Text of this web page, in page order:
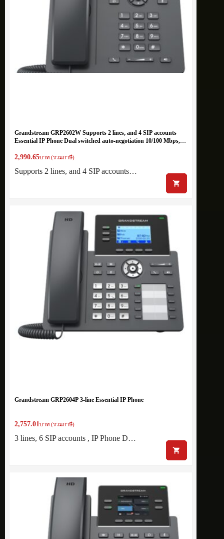
Grandstream GRP2602W Supports 2 lines, and 4 SIP accounts
Essential IP Phone Dual switched auto-negotiation 10/100 Mbps,
2,990.65บาท (รวมภาษี)
Supports 2 lines, and 4 SIP accounts…
Grandstream GRP2604P 3-line Essential IP Phone
2,757.01บาท (รวมภาษี)
3 lines, 6 SIP accounts , IP Phone D…